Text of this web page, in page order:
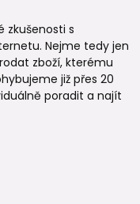
zkušenosti s
Nejme tedy jen
zboží, kterému
již přes 20
poradit a najít